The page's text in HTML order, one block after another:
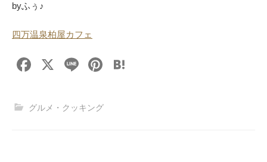
byふぅ♪
四万温泉柏屋カフェ
F
c
X
Li
e
Pi
グルメ・クッキング